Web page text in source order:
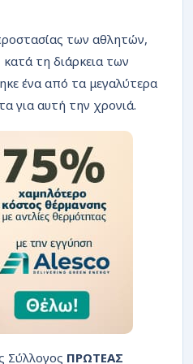
των αθλητών,
τη διάρκεια των
ένα από τα μεγαλύτερα
για αυτή την χρονιά.
Σύλλογος ΠΡΩΤΕΑΣ